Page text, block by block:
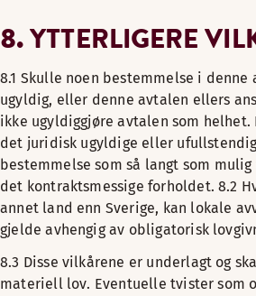
8. YTTERLIGERE
8.1 Skulle noen bestemmelse i
ugyldig, eller denne avtalen ellers
ikke ugyldiggjøre avtalen som
det juridisk ugyldige eller
bestemmelse som så langt som
det kontraktsmessige forholdet. 8.2
annet land enn Sverige, kan lokale
gjelde avhengig av obligatorisk
8.3 Disse vilkårene er underlagt og
materiell lov. Eventuelle tvister som